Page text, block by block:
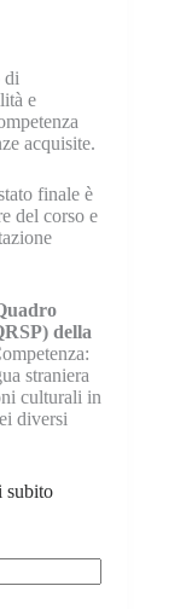
di
e
acquisite.
finale è
del corso e
della
straniera
culturali in
diversi
subito